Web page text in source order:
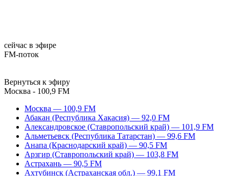
сейчас в эфире
FM-поток
Вернуться к эфиру
Москва - 100,9 FM
Москва — 100,9 FM
Абакан (Республика Хакасия) — 92,0 FM
Александровское (Ставропольский край) — 101,9 FM
Альметьевск (Республика Татарстан) — 99,6 FM
Анапа (Краснодарский край) — 90,5 FM
Арзгир (Ставропольский край) — 103,8 FM
Астрахань — 90,5 FM
Ахтубинск (Астраханская обл.) — 99,1 FM